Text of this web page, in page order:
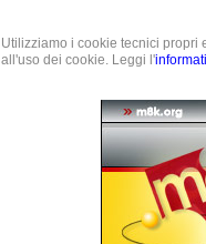
Utilizziamo i cookie tecnici propri
all'uso dei cookie. Leggi l'